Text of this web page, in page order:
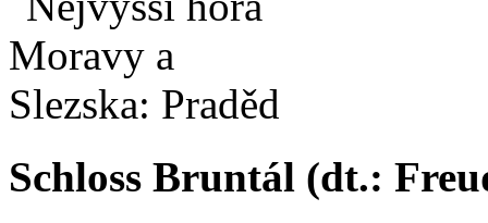
Schloss Bruntál (dt.: